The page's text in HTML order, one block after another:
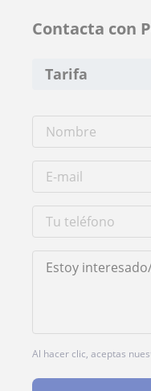
Contacta con
Tarifa
Al hacer clic, aceptas